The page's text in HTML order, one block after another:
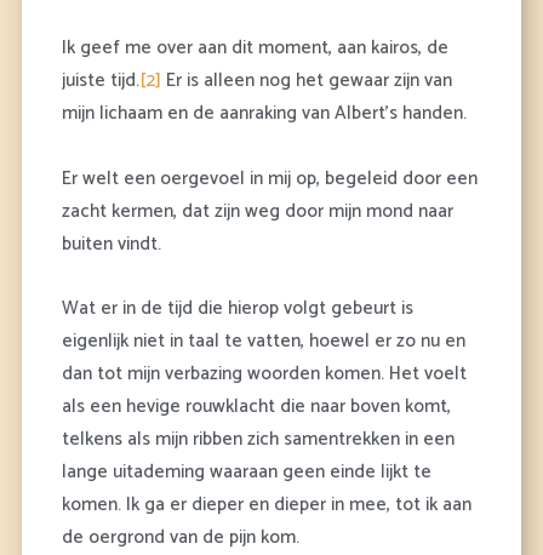
Ik geef me over aan dit moment, aan kairos, de
juiste tijd.[2] Er is alleen nog het gewaar zijn van
mijn lichaam en de aanraking van Albert’s handen.
Er welt een oergevoel in mij op, begeleid door een
zacht kermen, dat zijn weg door mijn mond naar
buiten vindt.
Wat er in de tijd die hierop volgt gebeurt is
eigenlijk niet in taal te vatten, hoewel er zo nu en
dan tot mijn verbazing woorden komen. Het voelt
als een hevige rouwklacht die naar boven komt,
telkens als mijn ribben zich samentrekken in een
lange uitademing waaraan geen einde lijkt te
komen. Ik ga er dieper en dieper in mee, tot ik aan
de oergrond van de pijn kom.